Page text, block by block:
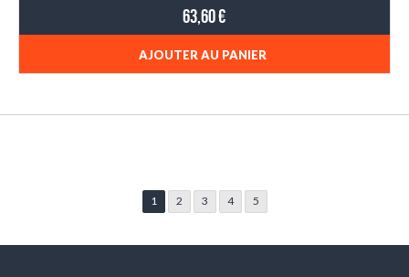
63,60 €
AJOUTER AU PANIER
1 2 3 4 5